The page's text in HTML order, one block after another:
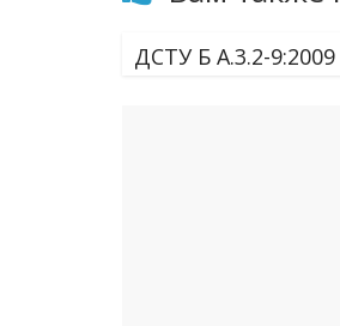
ДСТУ Б А.3.2-9:2009